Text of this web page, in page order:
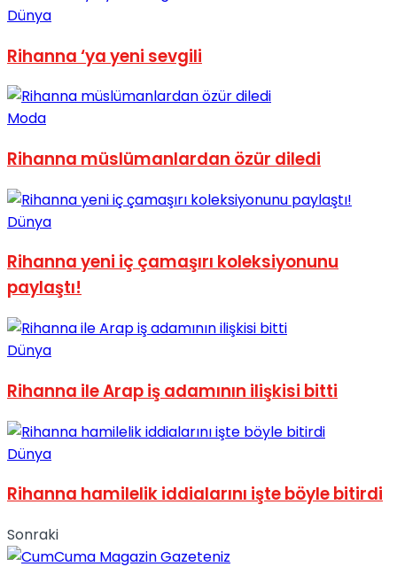
No Result
View All Result
Dünya
Rihanna ‘ya yeni sevgili
Moda
Rihanna müslümanlardan özür diledi
Dünya
Rihanna yeni iç çamaşırı koleksiyonunu
paylaştı!
Dünya
Rihanna ile Arap iş adamının ilişkisi bitti
Dünya
Rihanna hamilelik iddialarını işte böyle bitirdi
Sonraki